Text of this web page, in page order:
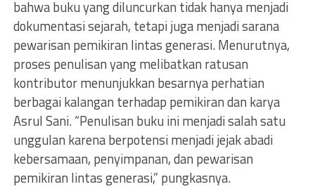
bahwa buku yang diluncurkan tidak hanya menjadi
dokumentasi sejarah, tetapi juga menjadi sarana
pewarisan pemikiran lintas generasi. Menurutnya,
proses penulisan yang melibatkan ratusan
kontributor menunjukkan besarnya perhatian
berbagai kalangan terhadap pemikiran dan karya
Asrul Sani. “Penulisan buku ini menjadi salah satu
unggulan karena berpotensi menjadi jejak abadi
kebersamaan, penyimpanan, dan pewarisan
pemikiran lintas generasi,” pungkasnya.